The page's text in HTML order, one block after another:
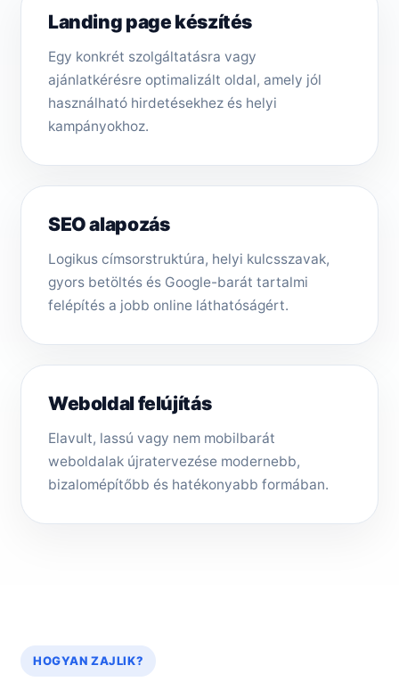
Landing page készítés
Egy konkrét szolgáltatásra vagy
ajánlatkérésre optimalizált oldal, amely jól
használható hirdetésekhez és helyi
kampányokhoz.
SEO alapozás
Logikus címsorstruktúra, helyi kulcsszavak,
gyors betöltés és Google-barát tartalmi
felépítés a jobb online láthatóságért.
Weboldal felújítás
Elavult, lassú vagy nem mobilbarát
weboldalak újratervezése modernebb,
bizalomépítőbb és hatékonyabb formában.
HOGYAN ZAJLIK?